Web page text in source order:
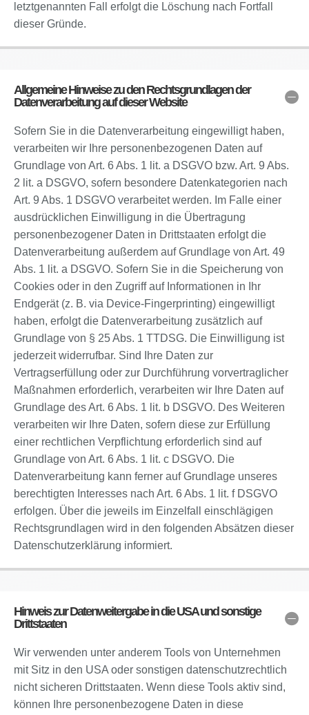
letztgenannten Fall erfolgt die Löschung nach Fortfall
dieser Gründe.
Allgemeine Hinweise zu den Rechtsgrundlagen der
Datenverarbeitung auf dieser Website
Sofern Sie in die Datenverarbeitung eingewilligt haben,
verarbeiten wir Ihre personenbezogenen Daten auf
Grundlage von Art. 6 Abs. 1 lit. a DSGVO bzw. Art. 9 Abs.
2 lit. a DSGVO, sofern besondere Datenkategorien nach
Art. 9 Abs. 1 DSGVO verarbeitet werden. Im Falle einer
ausdrücklichen Einwilligung in die Übertragung
personenbezogener Daten in Drittstaaten erfolgt die
Datenverarbeitung außerdem auf Grundlage von Art. 49
Abs. 1 lit. a DSGVO. Sofern Sie in die Speicherung von
Cookies oder in den Zugriff auf Informationen in Ihr
Endgerät (z. B. via Device-Fingerprinting) eingewilligt
haben, erfolgt die Datenverarbeitung zusätzlich auf
Grundlage von § 25 Abs. 1 TTDSG. Die Einwilligung ist
jederzeit widerrufbar. Sind Ihre Daten zur
Vertragserfüllung oder zur Durchführung vorvertraglicher
Maßnahmen erforderlich, verarbeiten wir Ihre Daten auf
Grundlage des Art. 6 Abs. 1 lit. b DSGVO. Des Weiteren
verarbeiten wir Ihre Daten, sofern diese zur Erfüllung
einer rechtlichen Verpflichtung erforderlich sind auf
Grundlage von Art. 6 Abs. 1 lit. c DSGVO. Die
Datenverarbeitung kann ferner auf Grundlage unseres
berechtigten Interesses nach Art. 6 Abs. 1 lit. f DSGVO
erfolgen. Über die jeweils im Einzelfall einschlägigen
Rechtsgrundlagen wird in den folgenden Absätzen dieser
Datenschutzerklärung informiert.
Hinweis zur Datenweitergabe in die USA und sonstige
Drittstaaten
Wir verwenden unter anderem Tools von Unternehmen
mit Sitz in den USA oder sonstigen datenschutzrechtlich
nicht sicheren Drittstaaten. Wenn diese Tools aktiv sind,
können Ihre personenbezogene Daten in diese